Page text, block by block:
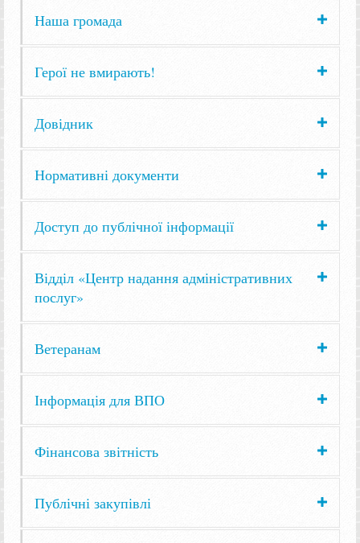
Наша громада
Герої не вмирають!
Довідник
Нормативні документи
Доступ до публічної інформації
Відділ «Центр надання адміністративних
послуг»
Ветеранам
Інформація для ВПО
Фінансова звітність
Публічні закупівлі